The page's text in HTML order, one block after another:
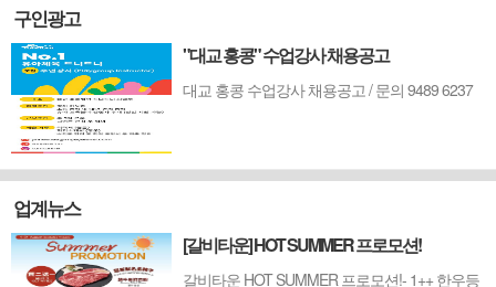
구인광고
"대교 홍콩" 수업강사 채용공고
대교 홍콩 수업강사 채용공고 / 문의 9489 6237
업계뉴스
[갈비타운] HOT SUMMER 프로모션!
갈비타운 HOT SUMMER 프로모션!- 1++ 한우등